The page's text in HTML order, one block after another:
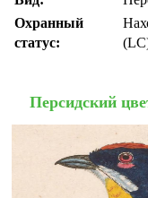
Охранный
статус:
Персидский